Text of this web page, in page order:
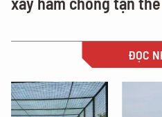
ĐỌC